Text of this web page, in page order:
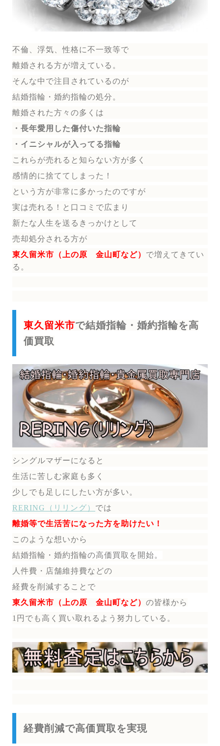
不倫、浮気、性格に不一致等で
離婚される方が増えている。
そんな中で注目されているのが
結婚指輪 ・婚約指輪の処分。
離婚された方々の多くは
・長年愛用した傷付いた指輪
・イニシャルが入ってる指輪
これらが売れると知らない方が多く
感情的に捨ててしまった！
という方が非常に多かったのですが
実は売れる！と口コミで広まり
新たな人生を送る きっかけとして
売却処分される方が
東久留米市（上の原 金山町など） で増えてきてい
る。
東久留米市で結婚指輪・婚約指輪を高
価買取
シングルマザーになると
生活に苦しむ家庭も多く
少しでも足しにしたい方が多い。
RERING（リリング） では
離婚等で生活苦になった方を助けたい！
このような想いから
結婚指輪・婚約指輪の高価買取を開始。
人件費・店舗維持費などの
経費を削減することで
東久留米市（上の原 金山町など） の皆様から
1円でも高く買い取れるよう努力している。
経費削減で高価買取を実現